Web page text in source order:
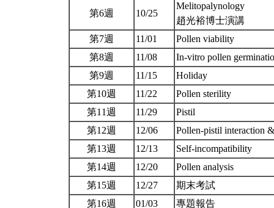
第6週 10/25
Melitopalynology
趙光裕博士演講
第7週
11/01
Pollen viability
第8週
11/08
In-vitro pollen
第9週
11/15
Holiday
第10週
11/22
Pollen sterility
第11週
11/29
Pistil
第12週
12/06
Pollen-pistil interaction
第13週
12/13
Self-incompatibility
第14週
12/20
Pollen analysis
第15週
12/27
期末考試
第16週
01/03 專題報告